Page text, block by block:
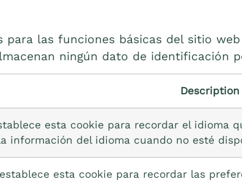
para las funciones básicas del sitio
ningún dato de identificación
Description
esta cookie para recordar el idioma
información del idioma cuando no esté
establece esta cookie para recordar las